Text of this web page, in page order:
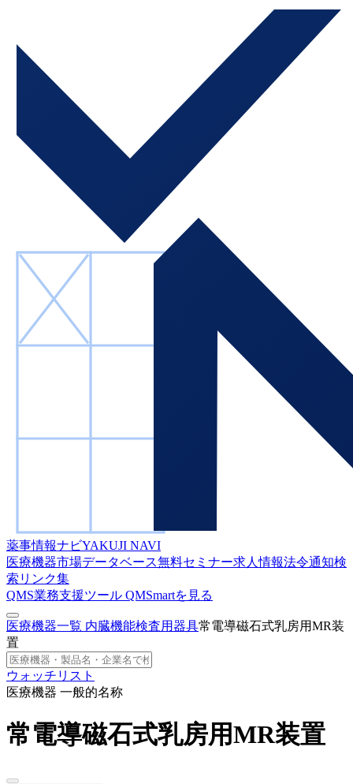
薬事情報ナビYAKUJI NAVI
医療機器市場データベース無料セミナー求人情報法令通知検
索 リンク集
QMS業務支援ツール QMSmartを見る
医療機器一覧 内臓機能検査用器具常電導磁石式乳房用MR装
置
ウォッチリスト
医療機器 一般的名称
常電導磁石式乳房用MR装置